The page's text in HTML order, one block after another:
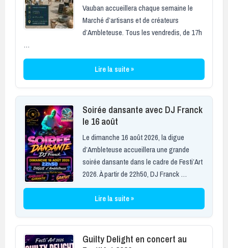
Vauban accueillera chaque semaine le
Marché d’artisans et de créateurs
d’Ambleteuse. Tous les vendredis, de 17h
…
Lire la suite »
Soirée dansante avec DJ Franck
le 16 août
Le dimanche 16 août 2026, la digue
d’Ambleteuse accueillera une grande
soirée dansante dans le cadre de Festi’Art
2026. À partir de 22h50, DJ Franck …
Lire la suite »
Guilty Delight en concert au